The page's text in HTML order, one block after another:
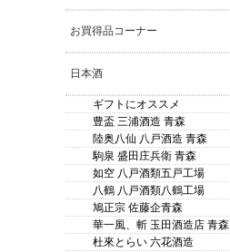
お買得品コーナー
日本酒
ギフトにオススメ
豊盃 三浦酒造 青森
陸奥八仙 八戸酒造 青森
駒泉 盛田庄兵衛 青森
如空 八戸酒類五戸工場
八鶴 八戸酒類八鶴工場
鳩正宗 佐藤企青森
華一風、斬 玉田酒造店 青森
杜來とらい 六花酒造